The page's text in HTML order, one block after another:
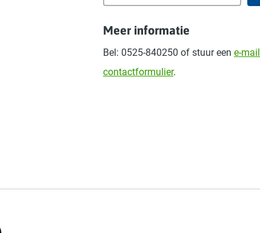
Meer informatie
Bel: 0525-840250 of stuur een e-mail
contactformulier.